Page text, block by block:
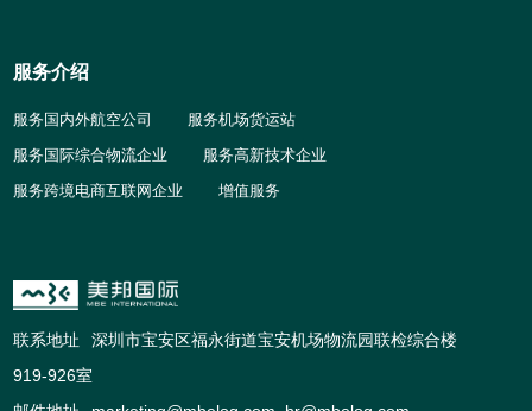
服务介绍
服务国内外航空公司
服务机场货运站
服务国际综合物流企业
服务高新技术企业
服务跨境电商互联网企业
增值服务
联系地址
深圳市宝安区福永街道宝安机场物流园联检综合楼
919-926室